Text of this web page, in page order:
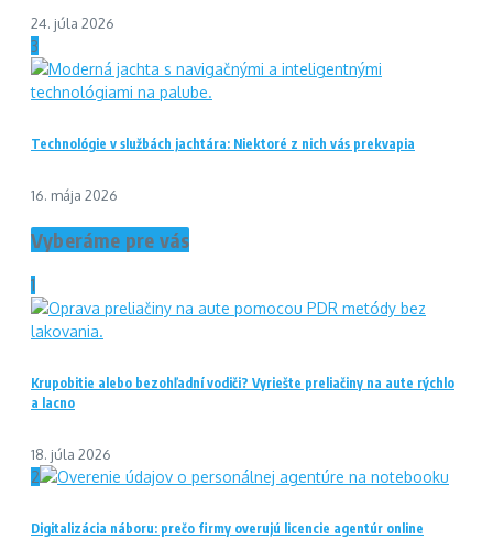
24. júla 2026
3
Technológie v službách jachtára: Niektoré z nich vás prekvapia
16. mája 2026
Vyberáme pre vás
1
Krupobitie alebo bezohľadní vodiči? Vyriešte preliačiny na aute rýchlo
a lacno
18. júla 2026
2
Digitalizácia náboru: prečo firmy overujú licencie agentúr online